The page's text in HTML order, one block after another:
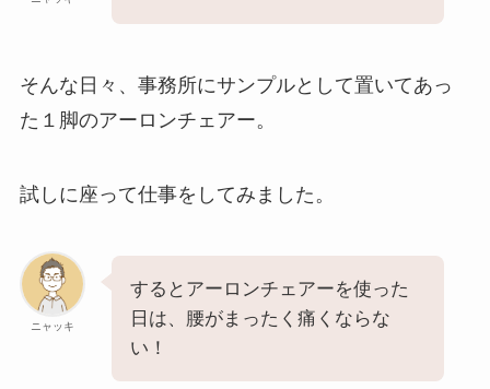
そんな日々、事務所にサンプルとして置いてあっ
た１脚のアーロンチェアー。
試しに座って仕事をしてみました。
ニャッキ
するとアーロンチェアーを使った
日は、腰がまったく痛くならな
い！